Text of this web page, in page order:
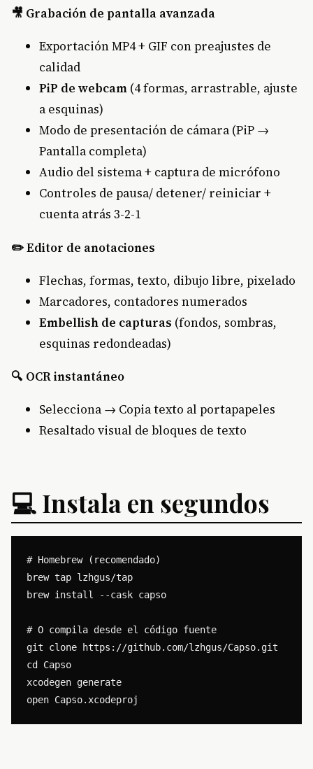
🎥 Grabación de pantalla avanzada
Exportación MP4 + GIF con preajustes de
calidad
PiP de webcam (4 formas, arrastrable, ajuste
a esquinas)
Modo de presentación de cámara (PiP →
Pantalla completa)
Audio del sistema + captura de micrófono
Controles de pausa/ detener/ reiniciar +
cuenta atrás 3-2-1
✏️ Editor de anotaciones
Flechas, formas, texto, dibujo libre, pixelado
Marcadores, contadores numerados
Embellish de capturas (fondos, sombras,
esquinas redondeadas)
🔍 OCR instantáneo
Selecciona → Copia texto al portapapeles
Resaltado visual de bloques de texto
💻 Instala en segundos
# Homebrew (recomendado)
brew tap lzhgus/tap
brew install --cask capso
# O compila desde el código fuente
git clone https://github.com/lzhgus/Capso.git
cd Capso
xcodegen generate